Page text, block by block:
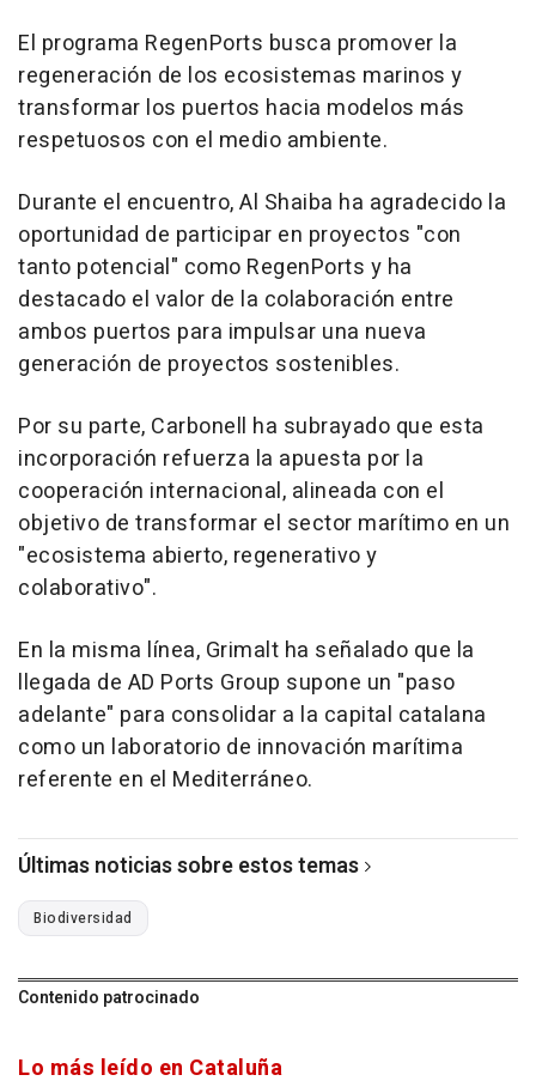
El programa RegenPorts busca promover la
regeneración de los ecosistemas marinos y
transformar los puertos hacia modelos más
respetuosos con el medio ambiente.
Durante el encuentro, Al Shaiba ha agradecido la
oportunidad de participar en proyectos "con
tanto potencial" como RegenPorts y ha
destacado el valor de la colaboración entre
ambos puertos para impulsar una nueva
generación de proyectos sostenibles.
Por su parte, Carbonell ha subrayado que esta
incorporación refuerza la apuesta por la
cooperación internacional, alineada con el
objetivo de transformar el sector marítimo en un
"ecosistema abierto, regenerativo y
colaborativo".
En la misma línea, Grimalt ha señalado que la
llegada de AD Ports Group supone un "paso
adelante" para consolidar a la capital catalana
como un laboratorio de innovación marítima
referente en el Mediterráneo.
Últimas noticias sobre estos temas
Biodiversidad
Contenido patrocinado
Lo más leído en Cataluña